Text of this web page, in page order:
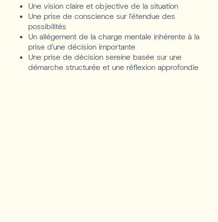
Une vision claire et objective de la situation
Une prise de conscience sur l’étendue des
possibilités
Un allégement de la charge mentale inhérente à la
prise d’une décision importante
Une prise de décision sereine basée sur une
démarche structurée et une réflexion approfondie